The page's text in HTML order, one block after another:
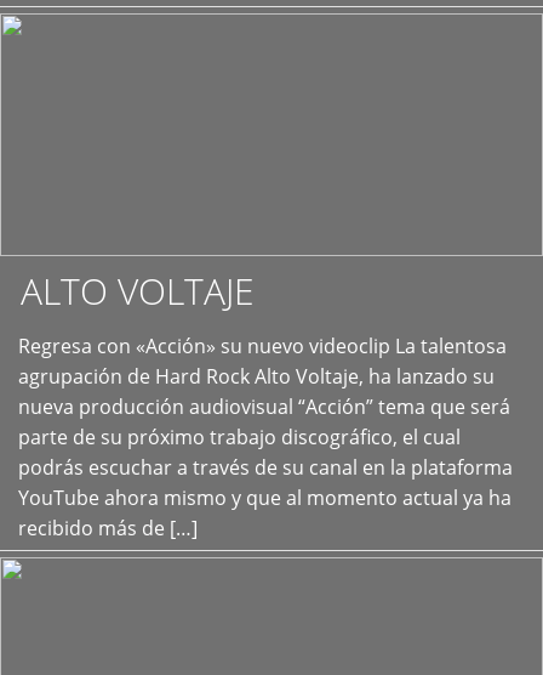
ALTO VOLTAJE
Regresa con «Acción» su nuevo videoclip La talentosa
agrupación de Hard Rock Alto Voltaje, ha lanzado su
nueva producción audiovisual “Acción” tema que será
parte de su próximo trabajo discográfico, el cual
podrás escuchar a través de su canal en la plataforma
YouTube ahora mismo y que al momento actual ya ha
recibido más de […]
+